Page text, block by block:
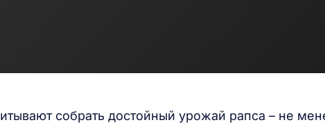
собрать достойный урожай рапса – не